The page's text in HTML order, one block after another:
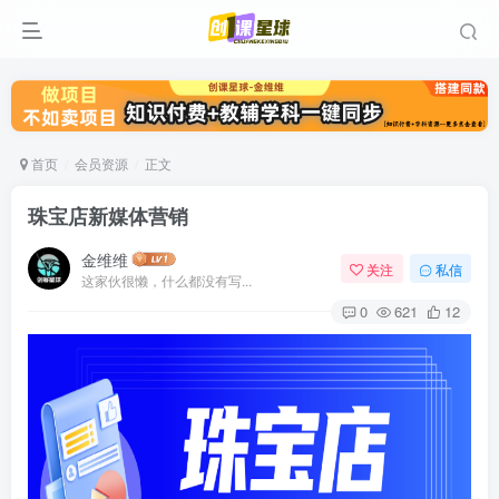
首页 会员资源 正文
珠宝店新媒体营销
金维维
这家伙很懒，什么都没有写...
关注 私信
0 621 12